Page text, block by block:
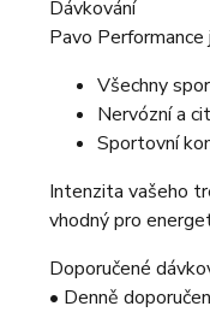
Dávkování
Pavo Performance
Všechny
Nervózní a
Sportovní
Intenzita vašeho
vhodný pro
Doporučené
• Denně